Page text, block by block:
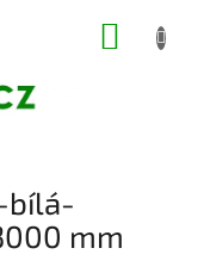
bílá-
mm